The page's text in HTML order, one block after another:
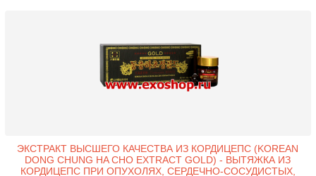
ЭКСТРАКТ ВЫСШЕГО КАЧЕСТВА ИЗ КОРДИЦЕПС (KOREAN
DONG CHUNG HA CHO EXTRACT GOLD) - ВЫТЯЖКА ИЗ
КОРДИЦЕПС ПРИ ОПУХОЛЯХ, СЕРДЕЧНО-СОСУДИСТЫХ,